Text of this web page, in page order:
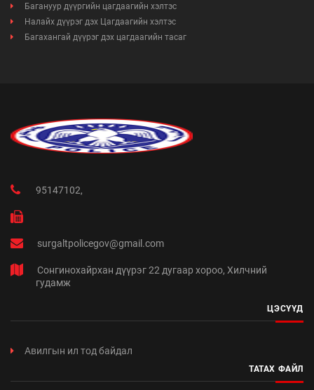
Багануур дүүргийн цагдаагийн хэлтэс
Налайх дүүрэг дэх Цагдаагийн хэлтэс
Багахангай дүүрэг дэх цагдаагийн тасаг
95147102,
surgaltpolicegov@gmail.com
Сонгинохайрхан дүүрэг 22 дугаар хороо, Хилчний
гудамж
ЦЭСҮҮД
Авилгын ил тод байдал
ТАТАХ ФАЙЛ